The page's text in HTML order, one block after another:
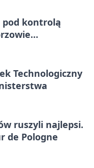
pod kontrolą
Technologiczny
ruszyli najlepsi.
de Pologne